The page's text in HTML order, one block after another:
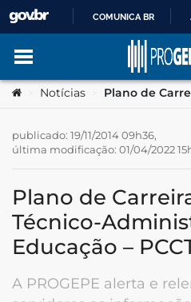
Ir para o conteúdo
IR
COMUNICA BR
portal
Você está aqui:
Notícias Plano de
Plano de Carreira dos Cargos
Técnico-
Educação –
A PROGEPE alerta e relembra aos colegas
publicado: 19/11/2014 09h36,
última modificação: 01/04/2022